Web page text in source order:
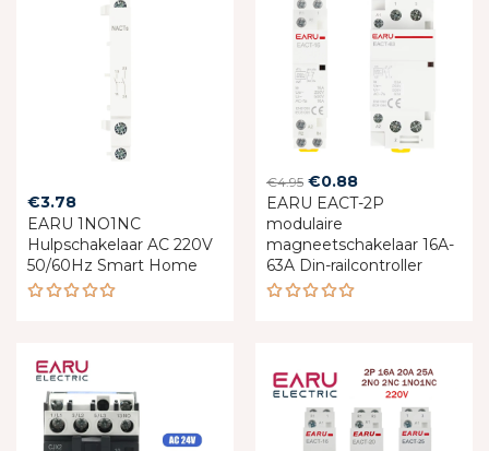
€3.78
EARU 1NO1NC
Hulpschakelaar AC 220V
50/60Hz Smart Home
of 5
€4.95 Original
price
was:
€4.95.
€0.88Current
price
€0.88.
EARU EACT-2P
modulaire
magneetschakelaar 16A-
63A Din-railcontroller